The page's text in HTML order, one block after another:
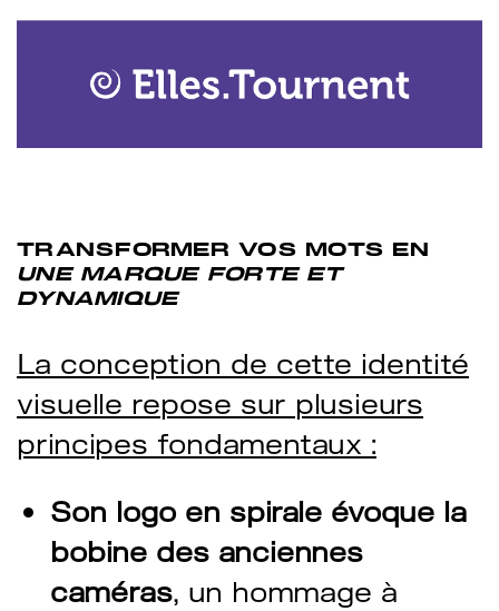
TRANSFORMER VOS MOTS EN
UNE MARQUE FORTE ET
DYNAMIQUE
La conception de cette identité
visuelle repose sur plusieurs
principes fondamentaux :
Son logo en spirale évoque la
bobine des anciennes
caméras, un hommage à